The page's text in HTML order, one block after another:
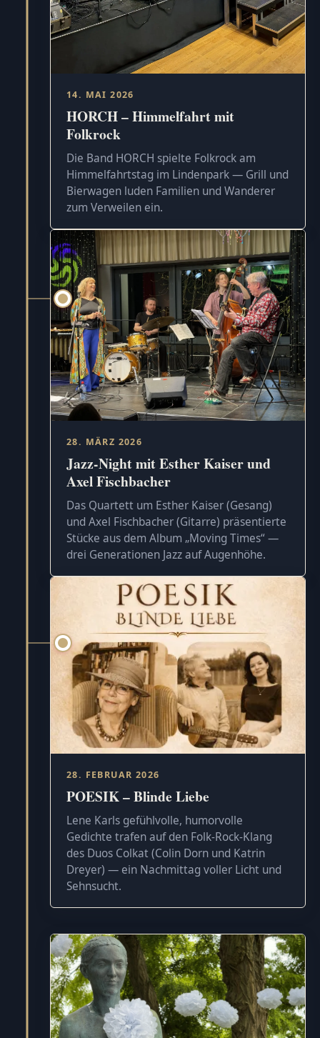
14. MAI 2026
HORCH – Himmelfahrt mit
Folkrock
Die Band HORCH spielte Folkrock am
Himmelfahrtstag im Lindenpark — Grill und
Bierwagen luden Familien und Wanderer
zum Verweilen ein.
28. MÄRZ 2026
Jazz-Night mit Esther Kaiser und
Axel Fischbacher
Das Quartett um Esther Kaiser (Gesang)
und Axel Fischbacher (Gitarre) präsentierte
Stücke aus dem Album „Moving Times“ —
drei Generationen Jazz auf Augenhöhe.
28. FEBRUAR 2026
POESIK – Blinde Liebe
Lene Karls gefühlvolle, humorvolle
Gedichte trafen auf den Folk-Rock-Klang
des Duos Colkat (Colin Dorn und Katrin
Dreyer) — ein Nachmittag voller Licht und
Sehnsucht.